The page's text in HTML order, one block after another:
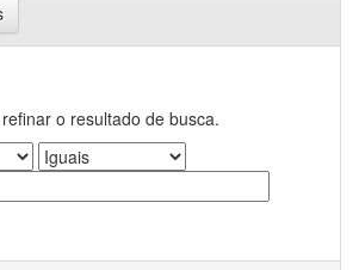
o resultado de busca.